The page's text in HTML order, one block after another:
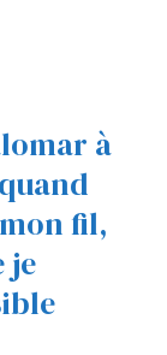
à
fil,
je